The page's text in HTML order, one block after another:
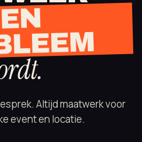
Altijd maatwerk voor
event en locatie.